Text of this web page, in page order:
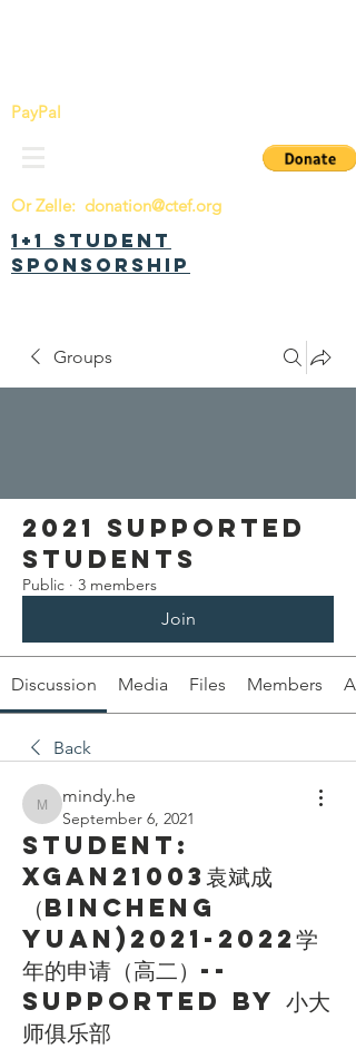
PayPal
Or Zelle: donation@ctef.org
1+1 Student
Sponsorship
Groups
2021 Supported
Students
Public · 3 members
Join
Discussion Media Files Members
Back
mindy.he
mindy.he
September 6, 2021
Student:
XGAN21003袁斌成
（Bincheng
Yuan)2021-2022学
年的申请（高二）--
Supported by 小大
师俱乐部